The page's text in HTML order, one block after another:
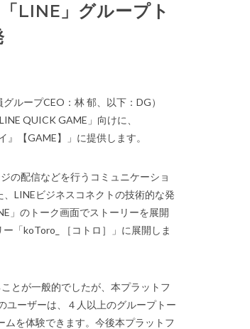
LINE」グループト
ループCEO：林 郁、以下：DG）
QUICK GAME」向けに、
』【GAME】」に提供します。
の配信などを行うコミュニケーショ
LINEビジネスコネクトの技術的な発
」のトーク画面でストーリーを展開
「koToro_ ［コトロ］」に展開しま
とが一般的でしたが、本プラットフ
ユーザーは、４人以上のグループトー
を体験できます。今後本プラットフ